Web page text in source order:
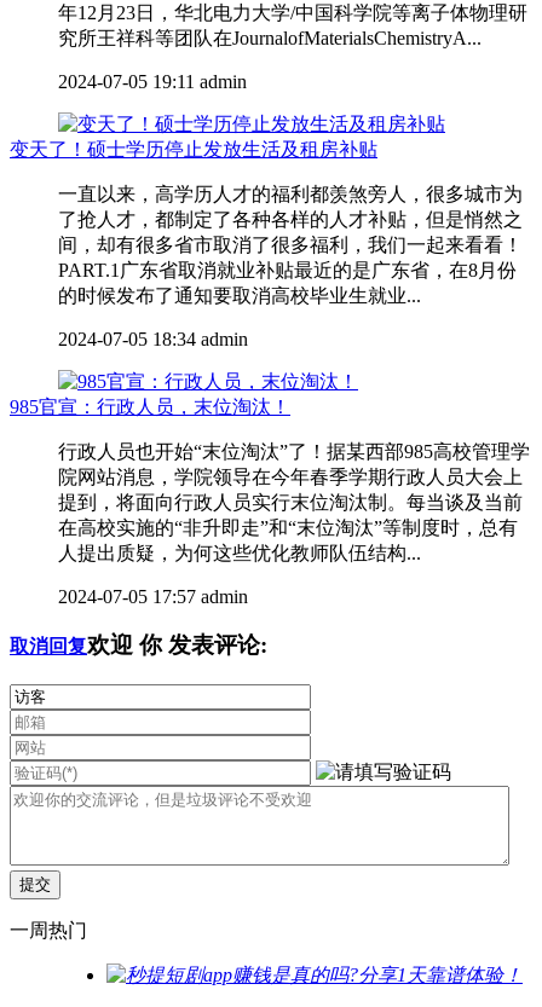
年12月23日，华北电力大学/中国科学院等离子体物理研
究所王祥科等团队在JournalofMaterialsChemistryA...
2024-07-05 19:11 admin
变天了！硕士学历停止发放生活及租房补贴
一直以来，高学历人才的福利都羡煞旁人，很多城市为
了抢人才，都制定了各种各样的人才补贴，但是悄然之
间，却有很多省市取消了很多福利，我们一起来看看！
PART.1广东省取消就业补贴最近的是广东省，在8月份
的时候发布了通知要取消高校毕业生就业...
2024-07-05 18:34 admin
985官宣：行政人员，末位淘汰！
行政人员也开始“末位淘汰”了！据某西部985高校管理学
院网站消息，学院领导在今年春季学期行政人员大会上
提到，将面向行政人员实行末位淘汰制。每当谈及当前
在高校实施的“非升即走”和“末位淘汰”等制度时，总有
人提出质疑，为何这些优化教师队伍结构...
2024-07-05 17:57 admin
取消回复欢迎 你发表评论:
一周热门